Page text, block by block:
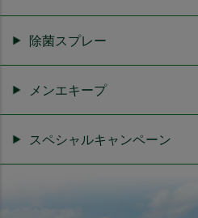
除菌スプレー
メンエキープ
スペシャルキャンペーン